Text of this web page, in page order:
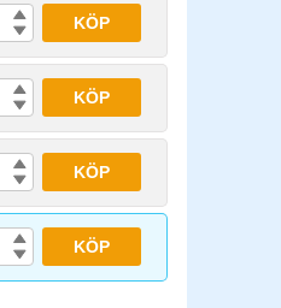
KÖP
KÖP
KÖP
KÖP